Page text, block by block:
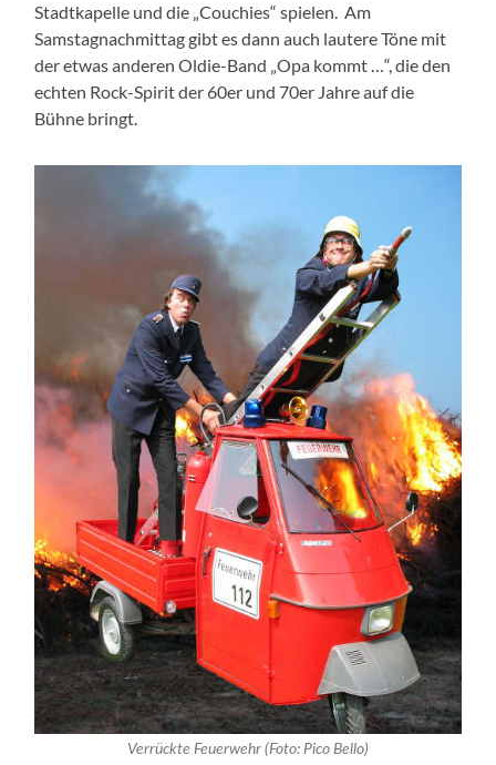
Stadtkapelle und die „Couchies“ spielen. Am
Samstagnachmittag gibt es dann auch lautere Töne mit
der etwas anderen Oldie-Band „Opa kommt …“, die den
echten Rock-Spirit der 60er und 70er Jahre auf die
Bühne bringt.
Verrückte Feuerwehr (Foto: Pico Bello)